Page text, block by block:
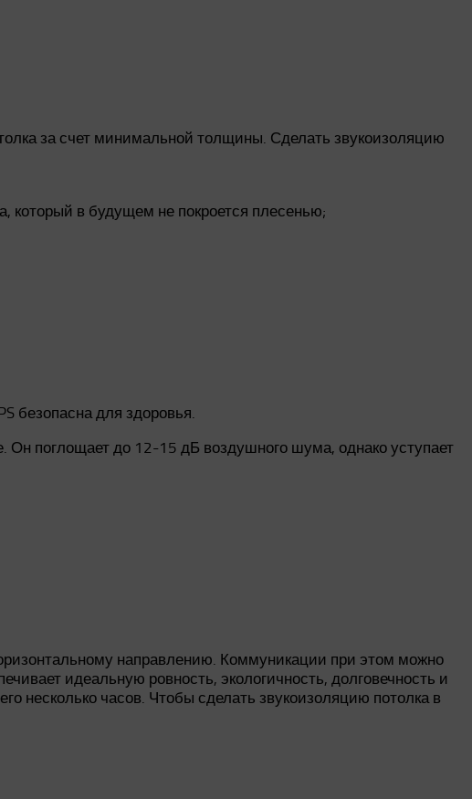
за счет минимальной толщины. Сделать звукоизоляцию
который в будущем не покроется плесенью;
безопасна для здоровья.
поглощает до 12-15 дБ воздушного шума, однако уступает
направлению. Коммуникации при этом можно
идеальную ровность, экологичность, долговечность и
несколько часов. Чтобы сделать звукоизоляцию потолка в